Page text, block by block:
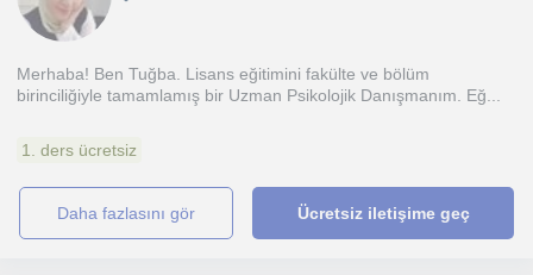
Merhaba! Ben Tuğba. Lisans eğitimini fakülte ve bölüm
birinciliğiyle tamamlamış bir Uzman Psikolojik Danışmanım. Eğ...
1. ders ücretsiz
daha fazlasını gör Ücretsiz iletişime geç